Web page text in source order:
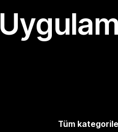
Tüm